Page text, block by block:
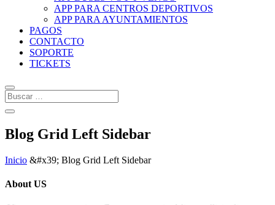
APP PARA CENTROS DEPORTIVOS
APP PARA AYUNTAMIENTOS
PAGOS
CONTACTO
SOPORTE
TICKETS
Blog Grid Left Sidebar
Inicio &#x39; Blog Grid Left Sidebar
About US